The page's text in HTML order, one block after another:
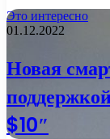
Это интересно
01.12.2022
Новая
$10″